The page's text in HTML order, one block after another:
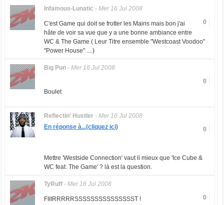
Infamous-Lunatic - Mer 16 Jul 2008
0
C'est Game qui doit se frotter les Mains mais bon j'ai
hâte de voir sa vue que y a une bonne ambiance entre
WC & The Game ( Leur Titre ensemble "Westcoast Voodoo"
"Power House" ....)
Big Pun- Mer 16 Jul 2008
0
Boulet
Reflectin' Hustler- Mer 16 Jul 2008
0
En réponse à...(cliquez ici)
Mettre 'Westside Connection' vaut il mieux que 'Ice Cube &
WC feat. The Game' ? là est la question.
TyRuff- Mer 16 Jul 2008
0
FIIIRRRRRSSSSSSSSSSSSSSST !